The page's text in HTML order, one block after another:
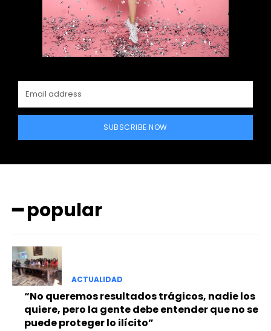
SUBSCRIBE NOW
━ popular
ACTUALIDAD
“No queremos resultados trágicos, nadie los
quiere, pero la gente debe entender que no se
puede proteger lo ilícito”